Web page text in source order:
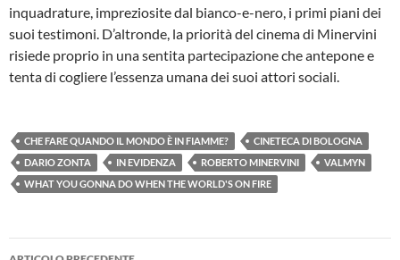
inquadrature, impreziosite dal bianco-e-nero, i primi piani dei
suoi testimoni. D’altronde, la priorità del cinema di Minervini
risiede proprio in una sentita partecipazione che antepone e
tenta di cogliere l’essenza umana dei suoi attori sociali.
CHE FARE QUANDO IL MONDO È IN FIAMME?
CINETECA DI BOLOGNA
DARIO ZONTA
IN EVIDENZA ROBERTO MINERVINI
VALMYN
WHAT YOU GONNA DO WHEN THE WORLD'S ON FIRE
Navigazione